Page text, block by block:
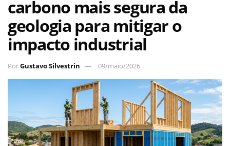
carbono mais segura da
geologia para mitigar o
impacto industrial
PorGustavo Silvestrin 09/maio/2026